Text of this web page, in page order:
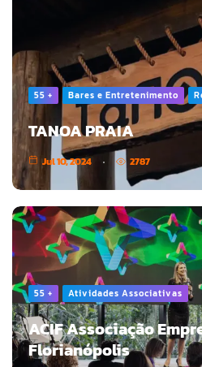
55 + Bares e Entretenimento
TANOA PRAIA
Jul 10, 2024 2787
55 + Atividades Associativas
ACIF Associação
Florianópolis